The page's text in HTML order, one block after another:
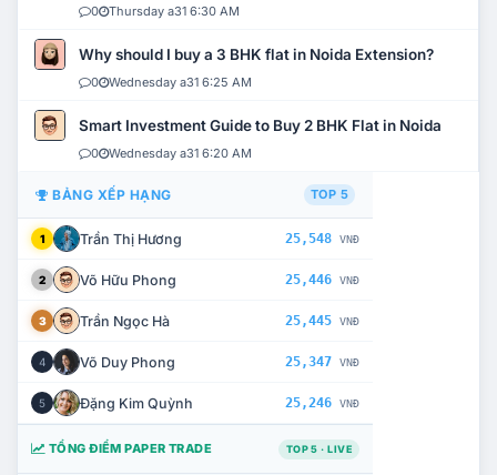
0 Thursday a31 6:30 AM
Why should I buy a 3 BHK flat in Noida Extension?
0 Wednesday a31 6:25 AM
Smart Investment Guide to Buy 2 BHK Flat in Noida
0 Wednesday a31 6:20 AM
BẢNG XẾP HẠNG TOP 5
1 Trần Thị Hương 25,548 VNĐ
2 Võ Hữu Phong 25,446 VNĐ
3 Trần Ngọc Hà 25,445 VNĐ
4 Võ Duy Phong 25,347 VNĐ
5 Đặng Kim Quỳnh 25,246 VNĐ
TỔNG ĐIỂM PAPER TRADE TOP 5 · LIVE